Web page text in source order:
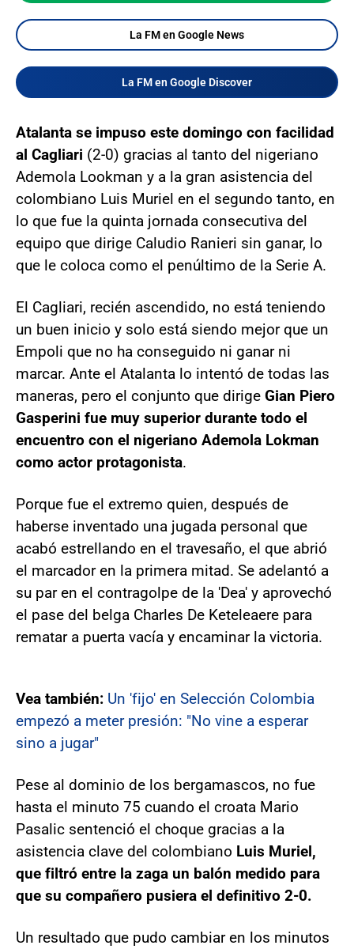
La FM en Google News
La FM en Google Discover
Atalanta se impuso este domingo con facilidad
al Cagliari (2-0) gracias al tanto del nigeriano
Ademola Lookman y a la gran asistencia del
colombiano Luis Muriel en el segundo tanto, en
lo que fue la quinta jornada consecutiva del
equipo que dirige Caludio Ranieri sin ganar, lo
que le coloca como el penúltimo de la Serie A.
El Cagliari, recién ascendido, no está teniendo
un buen inicio y solo está siendo mejor que un
Empoli que no ha conseguido ni ganar ni
marcar. Ante el Atalanta lo intentó de todas las
maneras, pero el conjunto que dirige Gian Piero
Gasperini fue muy superior durante todo el
encuentro con el nigeriano Ademola Lokman
como actor protagonista.
Porque fue el extremo quien, después de
haberse inventado una jugada personal que
acabó estrellando en el travesaño, el que abrió
el marcador en la primera mitad. Se adelantó a
su par en el contragolpe de la 'Dea' y aprovechó
el pase del belga Charles De Keteleaere para
rematar a puerta vacía y encaminar la victoria.
Vea también: Un 'fijo' en Selección Colombia
empezó a meter presión: "No vine a esperar
sino a jugar"
Pese al dominio de los bergamascos, no fue
hasta el minuto 75 cuando el croata Mario
Pasalic sentenció el choque gracias a la
asistencia clave del colombiano Luis Muriel,
que filtró entre la zaga un balón medido para
que su compañero pusiera el definitivo 2-0.
Un resultado que pudo cambiar en los minutos